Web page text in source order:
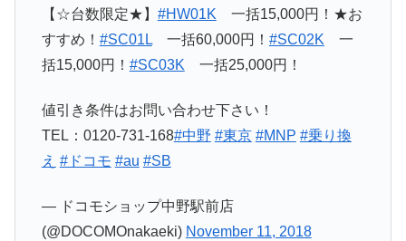
【☆台数限定★】 #HW01K 一括15,000円！★お
すすめ！ #SC01L一括60,000円！ #SC02K 一
括15,000円！ #SC03K 一括25,000円！
値引き条件はお問い合わせ下さい！
TEL：0120-731-168#中野 #東京 #MNP #乗り換
え #ドコモ #au #SB
— ドコモショップ中野駅前店
(@DOCOMOnakaeki) November 11, 2018